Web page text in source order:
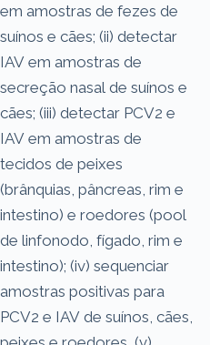
em amostras de fezes de
suínos e cães; (ii) detectar
IAV em amostras de
secreção nasal de suínos e
cães; (iii) detectar PCV2 e
IAV em amostras de
tecidos de peixes
(brânquias, pâncreas, rim e
intestino) e roedores (pool
de linfonodo, fígado, rim e
intestino); (iv) sequenciar
amostras positivas para
PCV2 e IAV de suínos, cães,